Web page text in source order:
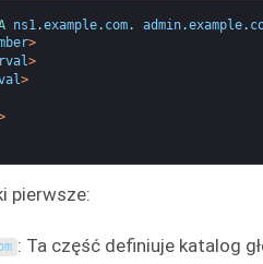
ns1 .example. com. admin.example.
>
>
>
pierwsze:
: Ta część definiuje katalog